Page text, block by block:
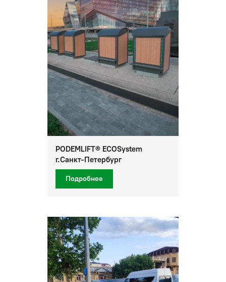
PODEMLIFT® ECOSystem
г.Санкт-Петербург
Подробнее